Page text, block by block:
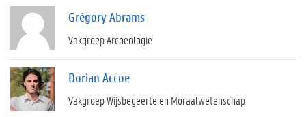
Grégory Abrams
Vakgroep Archeologie
Dorian Accoe
Vakgroep Wijsbegeerte en Moraalwetenschap